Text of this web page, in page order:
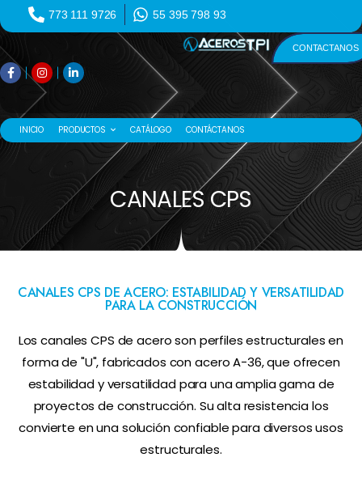
773 111 9726 55 395 798 93
CONTACTANOS
INICIO PRODUCTOS CATÁLOGO CONTÁCTANOS
CANALES CPS
CANALES CPS DE ACERO: ESTABILIDAD Y VERSATILIDAD
PARA LA CONSTRUCCIÓN
Los canales CPS de acero son perfiles estructurales en
forma de "U", fabricados con acero A-36, que ofrecen
estabilidad y versatilidad para una amplia gama de
proyectos de construcción. Su alta resistencia los
convierte en una solución confiable para diversos usos
estructurales.